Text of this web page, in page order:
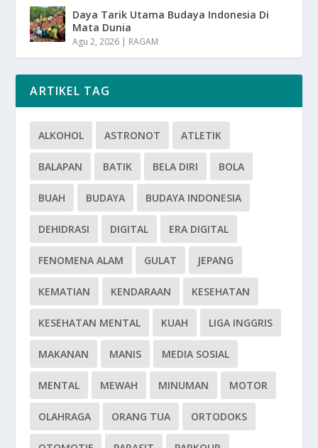
Daya Tarik Utama Budaya Indonesia Di
Mata Dunia
Agu 2, 2026 | RAGAM
ARTIKEL TAG
ALKOHOL ASTRONOT ATLETIK
BALAPAN BATIK BELA DIRI BOLA
BUAH BUDAYA BUDAYA INDONESIA
DEHIDRASI DIGITAL ERA DIGITAL
FENOMENA ALAM GULAT JEPANG
KEMATIAN KENDARAAN KESEHATAN
KESEHATAN MENTAL KUAH LIGA INGGRIS
MAKANAN MANIS MEDIA SOSIAL
MENTAL MEWAH MINUMAN MOTOR
OLAHRAGA ORANG TUA ORTODOKS